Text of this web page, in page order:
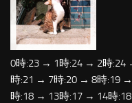
0時:23 → 1時:24 → 2時
時:21 → 7時:20 → 8時:19
時:18 → 13時:17 → 14時